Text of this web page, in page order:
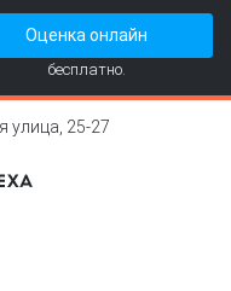
Оценка онлайн
бесплатно.
улица, 25-27